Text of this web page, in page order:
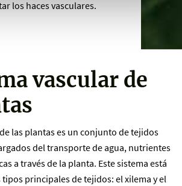
los haces vasculares.
vascular de
las plantas es un conjunto de tejidos
del transporte de agua, nutrientes
a través de la planta. Este sistema está
principales de tejidos: el xilema y el